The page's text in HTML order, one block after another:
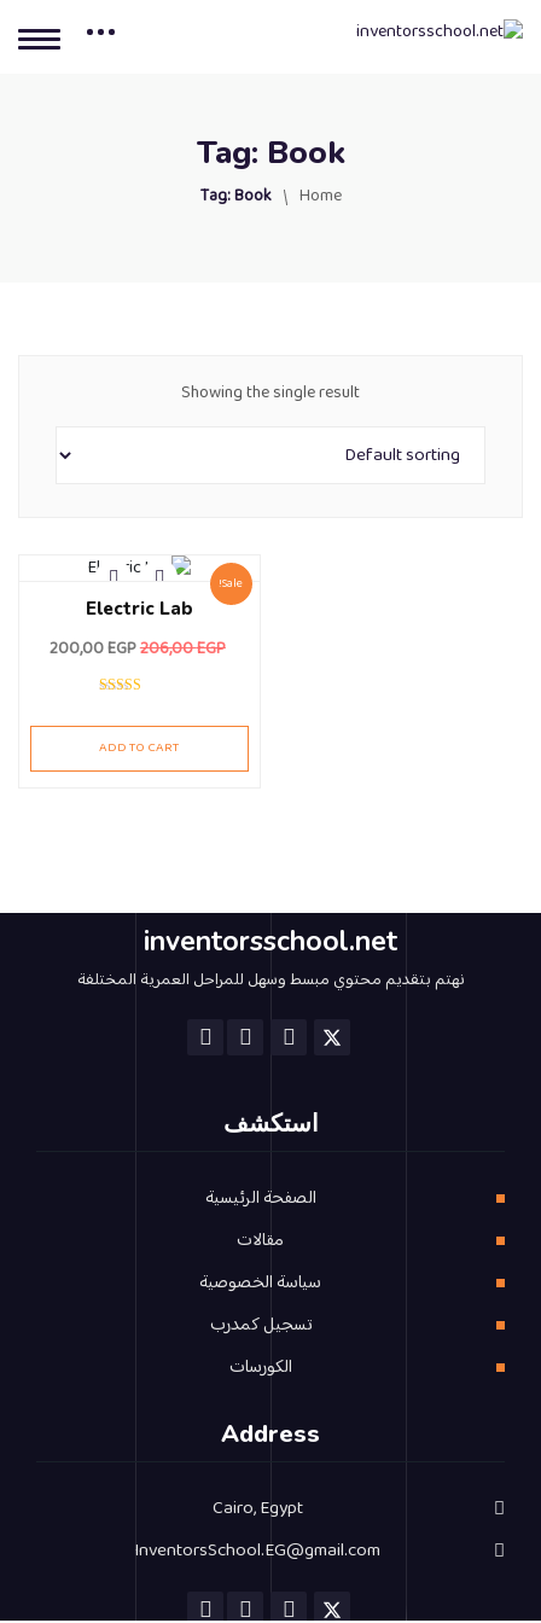
Tag: Book
Home
Tag:Book
Showing the single result
Electric Lab
206,00EGP
200,00EGP
5.00
ADD TO CART
Sale!
inventorsschool.net
نهتم بتقديم محتوي مبسط وسهل للمراحل العمرية المختلفة
استكشف
الصفحة الرئيسية
مقالات
سياسة الخصوصية
تسجيل كمدرب
الكورسات
Address
Cairo, Egypt
InventorsSchool.EG@gmail.com